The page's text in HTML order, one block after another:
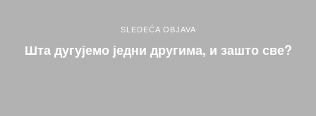
SLEDEĆA OBJAVA
Шта дугујемо једни другима, и зашто све?